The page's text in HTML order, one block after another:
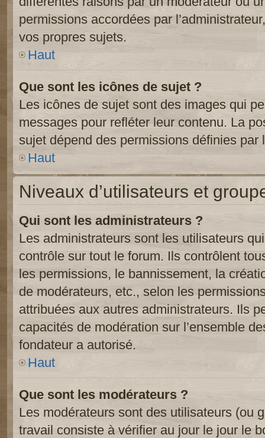
permissions accordées par
vos propres sujets.
Haut
Que sont les icônes de sujet ?
Les icônes de sujet sont des images qui
messages pour refléter leur contenu. La
sujet dépend des permissions définies par
Haut
Niveaux d’utilisateurs et
Qui sont les administrateurs ?
Les administrateurs sont les utilisateurs
contrôle sur tout le forum. Ils contrôlent
les permissions, le bannissement, la
de modérateurs, etc., selon les
attribuées aux autres administrateurs. Ils
capacités de modération sur l’ensemble
fondateur a autorisé.
Haut
Que sont les modérateurs ?
Les modérateurs sont des utilisateurs (ou
travail consiste à vérifier au jour le jour le